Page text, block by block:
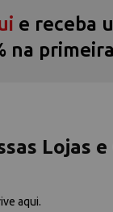
e receba
na
Lojas e
aqui.